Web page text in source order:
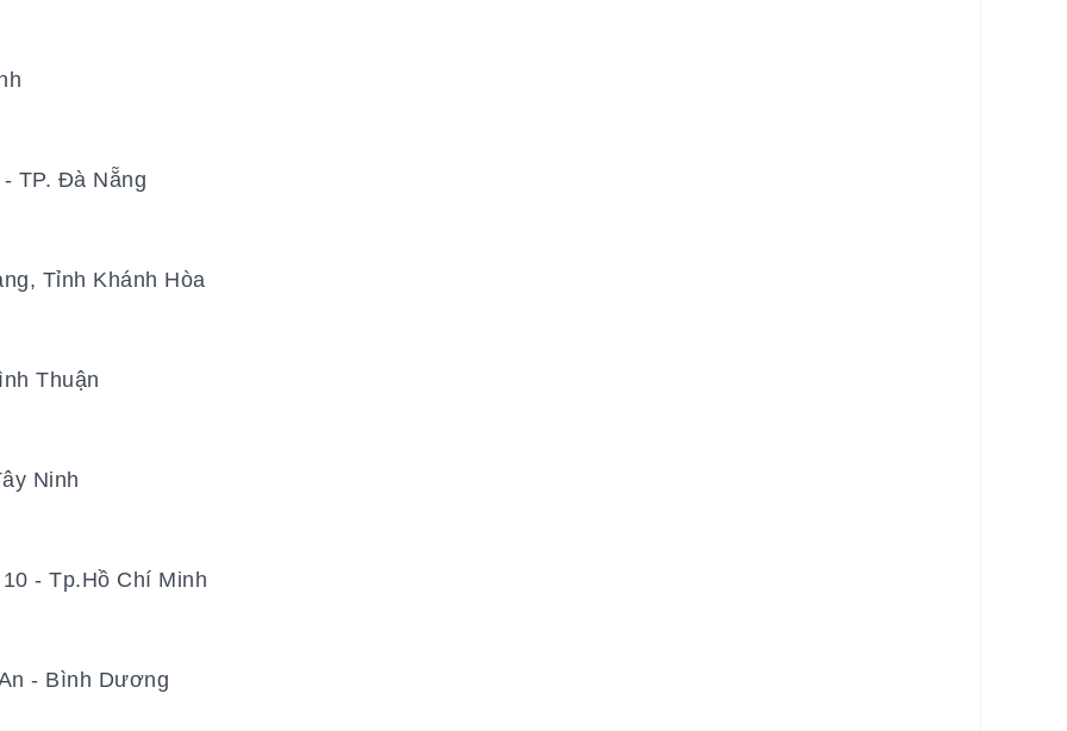
TP. Đà Nẵng
Tỉnh Khánh Hòa
Thuận
Ninh
- Tp.Hồ Chí Minh
- Bình Dương